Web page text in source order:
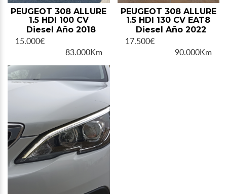
PEUGEOT 308 ALLURE
1.5 HDI 100 CV
Diesel Año 2018
15.000€
83.000Km
PEUGEOT 308 ALLURE
1.5 HDI 130 CV EAT8
Diesel Año 2022
17.500€
90.000Km